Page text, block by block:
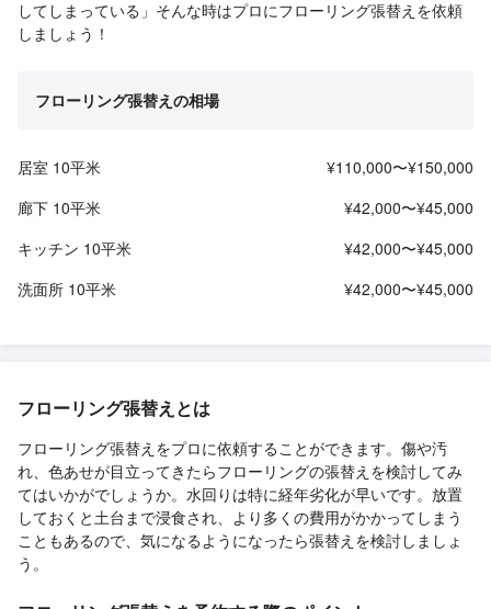
してしまっている」そんな時はプロにフローリング張替えを依頼
しましょう！
フローリング張替えの相場
居室 10平米
¥110,000〜¥150,000
廊下 10平米
¥42,000〜¥45,000
キッチン 10平米
¥42,000〜¥45,000
洗面所 10平米
¥42,000〜¥45,000
フローリング張替えとは
フローリング張替えをプロに依頼することができます。傷や汚
れ、色あせが目立ってきたらフローリングの張替えを検討してみ
てはいかがでしょうか。水回りは特に経年劣化が早いです。放置
しておくと土台まで浸食され、より多くの費用がかかってしまう
こともあるので、気になるようになったら張替えを検討しましょ
う。